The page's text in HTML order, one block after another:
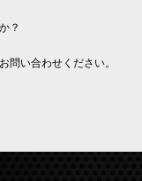
？
問い合わせください。